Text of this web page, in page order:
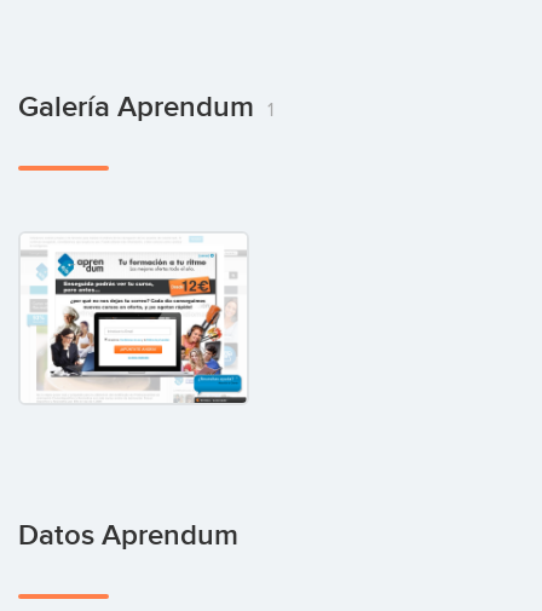
Galería Aprendum 1
Datos Aprendum